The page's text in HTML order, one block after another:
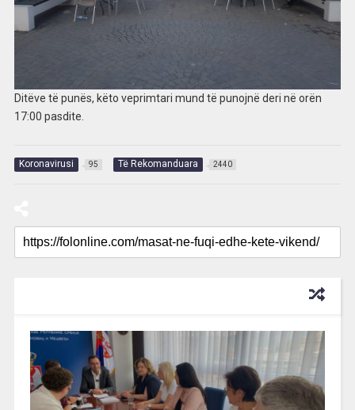
Ditëve të punës, këto veprimtari mund të punojnë deri në orën
17:00 pasdite.
Koronavirusi 95 Të Rekomanduara 2440